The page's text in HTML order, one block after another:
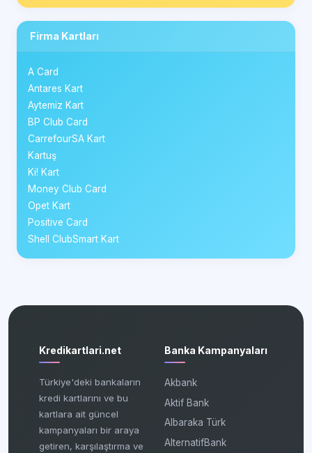
Firma Kartları
A Card
Antares Kart
Aytemiz Kart
BP Club Card
CarrefourSA Kart
Kartuş
Ki! Kart
Money Club Card
Opet Kart
Positive Card
Shell ClubSmart Kart
Kredikartlari.net
Türkiye'deki bankaların
kredi kartlarını ve bu
kartlara ait güncel
kampanyaları bir araya
getiren, karşılaştırma ve
Banka Kampanyaları
Akbank
Aktif Bank
Albaraka Türk
AlternatifBank